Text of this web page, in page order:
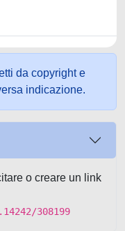
da copyright e
indicazione.
o creare un link
308199